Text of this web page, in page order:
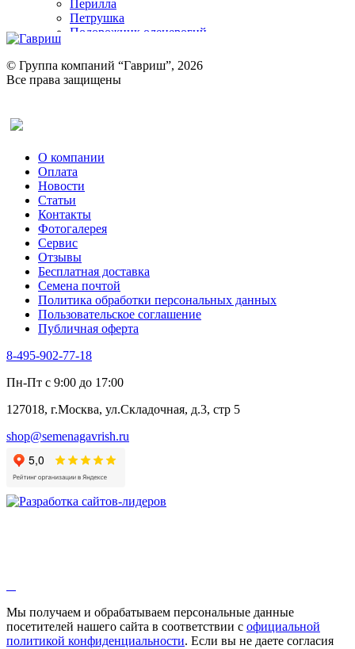
Перилла
Петрушка
Подорожник оленерогий
Ревень
Рукола
Рута
Тмин
Трава для чая
Туласи
Укроп
Фенхель пряный
Хризантема овощная
Цикорий пряный
Цикорий салатный (Витлуф)
Черемша
Шпинат
Щавель
Эндивий
Эстрагон
Алтей
Анис
Бессмертник
Валериана
Валерианелла
Гибискус лекарственный
Девясил
Душица
Змееголовник
Мыльнянка
Мята
Овсяный корень
© Группа компаний “Гавриш”, 2026
Все права защищены
О компании
Оплата
Новости
Статьи
Контакты
Фотогалерея​
Сервис
Отзывы
Бесплатная доставка
Семена почтой
Политика обработки персональных данных
Пользовательское соглашение
Публичная оферта
8-495-902-77-18
Пн-Пт с 9:00 до 17:00
127018, г.Москва, ул.Складочная, д.3, стр 5
shop@semenagavrish.ru
Мы получаем и обрабатываем персональные данные
посетителей нашего сайта в соответствии с официальной
политикой конфиденциальности. Если вы не даете согласия